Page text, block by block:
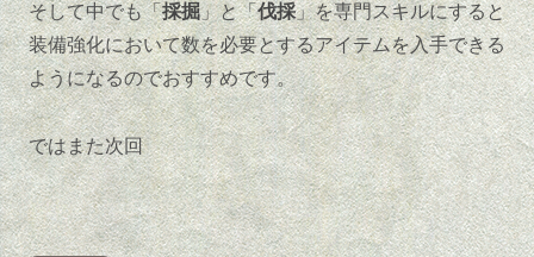
そして中でも「採掘」と「伐採」を専門スキルにすると
装備強化において数を必要とするアイテムを入手できる
ようになるのでおすすめです。
ではまた次回